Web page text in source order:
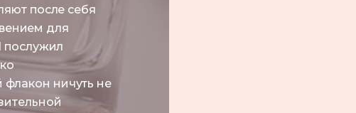
после себя
для
послужил
ничуть не